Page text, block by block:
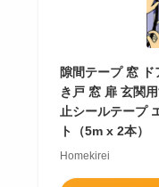
隙間テープ 窓 ド
き戸 窓 扉 玄関
止シールテープ
ト（5m x 2本）
Homekirei